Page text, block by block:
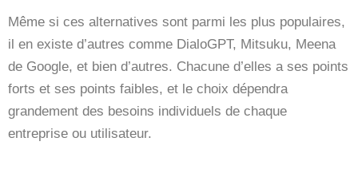
Même si ces alternatives sont parmi les plus populaires,
il en existe d’autres comme DialoGPT, Mitsuku, Meena
de Google, et bien d’autres. Chacune d’elles a ses points
forts et ses points faibles, et le choix dépendra
grandement des besoins individuels de chaque
entreprise ou utilisateur.